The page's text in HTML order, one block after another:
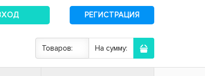
РЕГИСТРАЦИЯ
Товаров: На сумму: